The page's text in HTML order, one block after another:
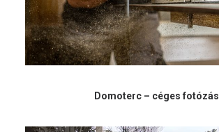
Domoterc – céges fotózás